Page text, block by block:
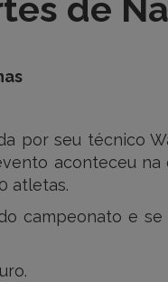
de
por seu técnico
aconteceu
atletas.
campeonato e